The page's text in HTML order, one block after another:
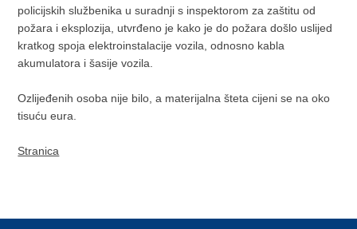
policijskih službenika u suradnji s inspektorom za zaštitu od
požara i eksplozija, utvrđeno je kako je do požara došlo uslijed
kratkog spoja elektroinstalacije vozila, odnosno kabla
akumulatora i šasije vozila.
Ozlijeđenih osoba nije bilo, a materijalna šteta cijeni se na oko
tisuću eura.
Stranica